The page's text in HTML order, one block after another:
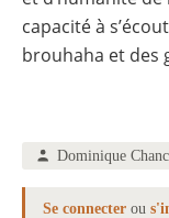
capacité à
brouhaha et des
Dominique
Se connecter ou